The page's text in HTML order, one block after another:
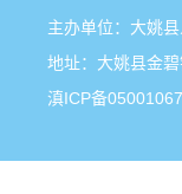
主办单位：大姚
地址：大姚县金
滇ICP备